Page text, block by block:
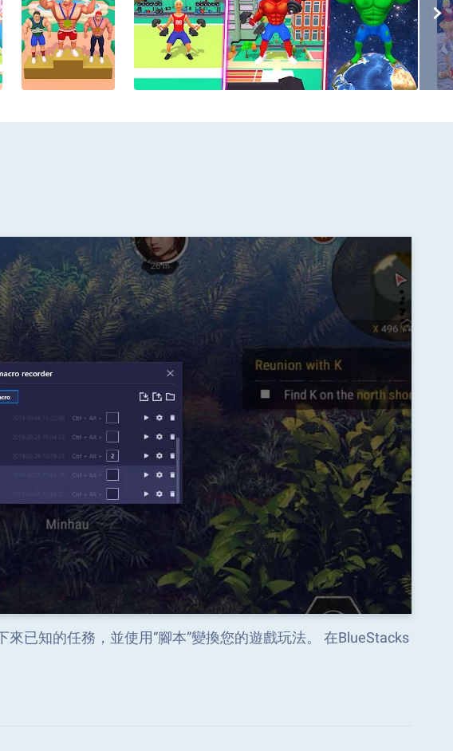
已知的任務，並使用“腳本”變換您的遊戲玩法。 在BlueStacks